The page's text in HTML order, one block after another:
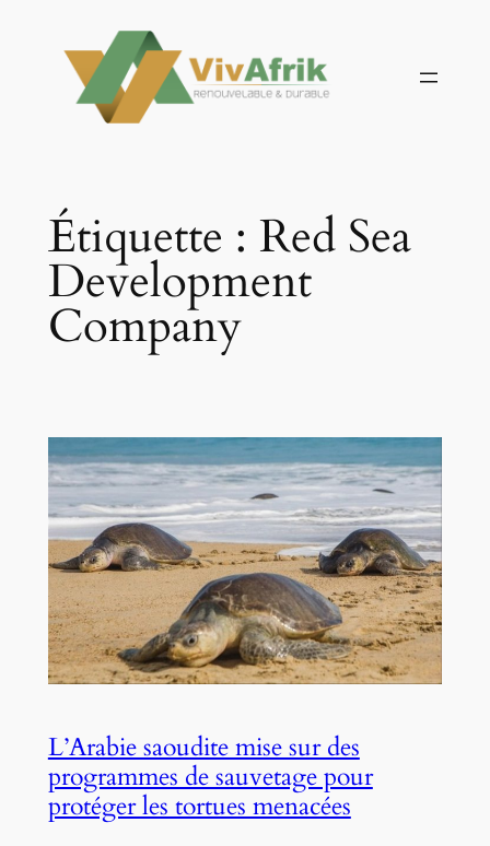
contenu
Étiquette : Red Sea
Development
Company
L’Arabie saoudite mise sur des
programmes de sauvetage pour
protéger les tortues menacées